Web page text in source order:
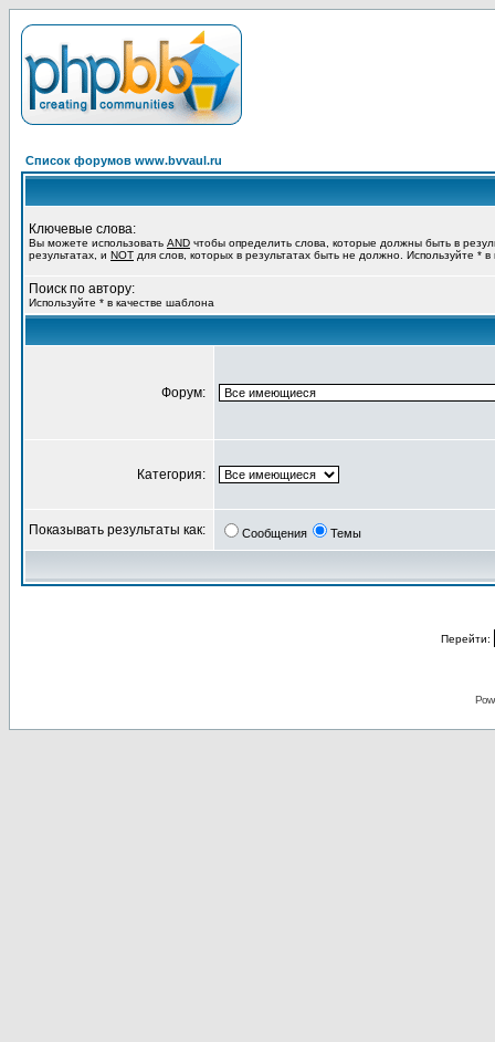
Список форумов www.bvvaul.ru
Ключевые слова:
Вы можете использовать AND чтобы определить слова, которые должны быть в
результатах, и NOT для слов, которых в результатах быть не должно. Используйте *
Поиск по автору:
Используйте * в качестве шаблона
Форум:
Категория:
Показывать результаты как: Сообщения Темы
Перейти: